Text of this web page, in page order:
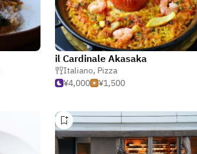
il Cardinale Akasaka
Italiano, Pizza
¥4,000
¥1,500